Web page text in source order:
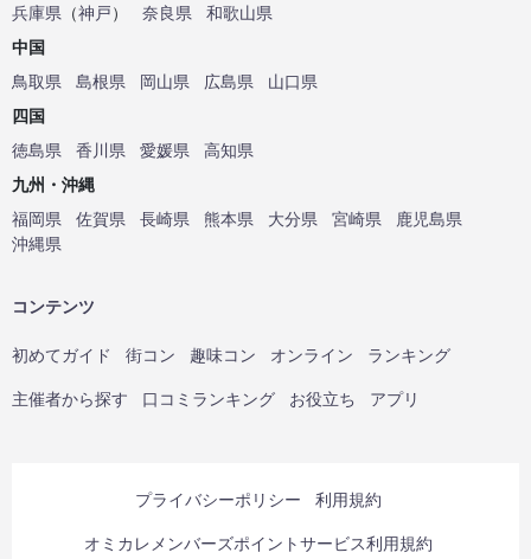
兵庫県 （神戸） 奈良県
和歌山県
中国
鳥取県
島根県 岡山県 広島県
山口県
四国
徳島県
香川県 愛媛県
高知県
九州・沖縄
福岡県
佐賀県 長崎県 熊本県 大分県 宮崎県
鹿児島県
沖縄県
コンテンツ
初めてガイド 街コン 趣味コン オンライン ランキング
主催者から探す 口コミランキング お役立ち アプリ
プライバシーポリシー 利用規約
オミカレメンバーズポイントサービス利用規約